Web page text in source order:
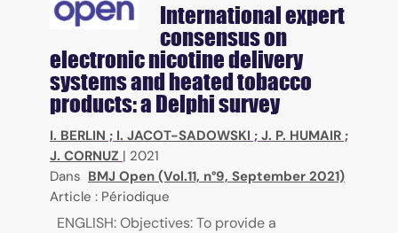
International expert
consensus on
electronic nicotine delivery
systems and heated tobacco
products: a Delphi survey
I. BERLIN ; I. JACOT-SADOWSKI ; J. P. HUMAIR ;
J. CORNUZ | 2021
Dans BMJ Open (Vol.11, n°9, September 2021)
Article : Périodique
ENGLISH: Objectives: To provide a